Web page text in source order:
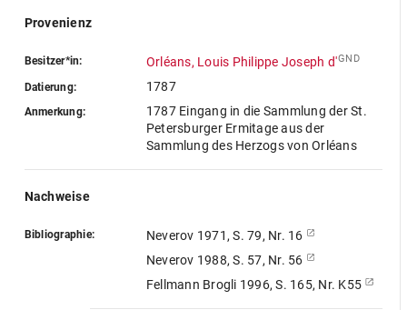
Provenienz
Besitzer*in: Orléans, Louis Philippe Joseph d'GND
Datierung: 1787
Anmerkung:
1787 Eingang in die Sammlung der St.
Petersburger Ermitage aus der
Sammlung des Herzogs von Orléans
Nachweise
Bibliographie:
Neverov 1971, S. 79, Nr. 16
Neverov 1988, S. 57, Nr. 56
Fellmann Brogli 1996, S. 165, Nr. K55